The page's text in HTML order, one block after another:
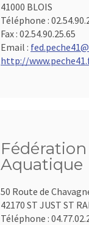
41000 BLOIS
Téléphone :
Fax : 02.54.90.25.65
Email :
http://
Aquatique
50 Route de
42170 ST JUST ST
Téléphone :